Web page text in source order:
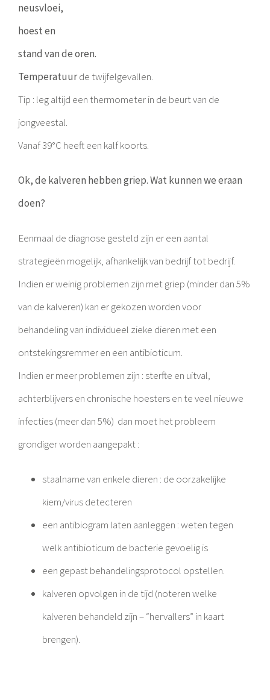
neusvloei,
hoest en
stand van de oren.
Temperatuurde twijfelgevallen.
Tip : leg altijd een thermometer in de beurt van de
jongveestal.
Vanaf 39°C heeft een kalf koorts.
Ok, de kalveren hebben griep. Wat kunnen we eraan
doen?
Eenmaal de diagnose gesteld zijn er een aantal
strategieën mogelijk, afhankelijk van bedrijf tot bedrijf.
Indien er weinig problemen zijn met griep (minder dan 5%
van de kalveren) kan er gekozen worden voor
behandeling van individueel zieke dieren met een
ontstekingsremmer en een antibioticum.
Indien er meer problemen zijn : sterfte en uitval,
achterblijvers en chronische hoesters en te veel nieuwe
infecties (meer dan 5%) dan moet het probleem
grondiger worden aangepakt :
staalname van enkele dieren : de oorzakelijke
kiem/virus detecteren
een antibiogram laten aanleggen : weten tegen
welk antibioticum de bacterie gevoelig is
een gepast behandelingsprotocol opstellen.
kalveren opvolgen in de tijd (noteren welke
kalveren behandeld zijn – “hervallers” in kaart
brengen).